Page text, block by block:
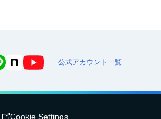
公式アカウント一覧
Cookie Settings